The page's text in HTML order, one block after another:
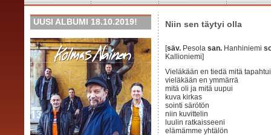
UUSI ALBUMI 18.10.2019! Niin sen täytyi olla
[säv. Pesola san. Hanhiniemi
Kallioniemi]
Vieläkään en tiedä mitä tapahtui
vieläkään en ymmärrä
mitä oli ja mitä uupui
kuva kirkas
sointi särötön
niin kuvittelin
luulin ratkaisseeni
elämämme yhtälön